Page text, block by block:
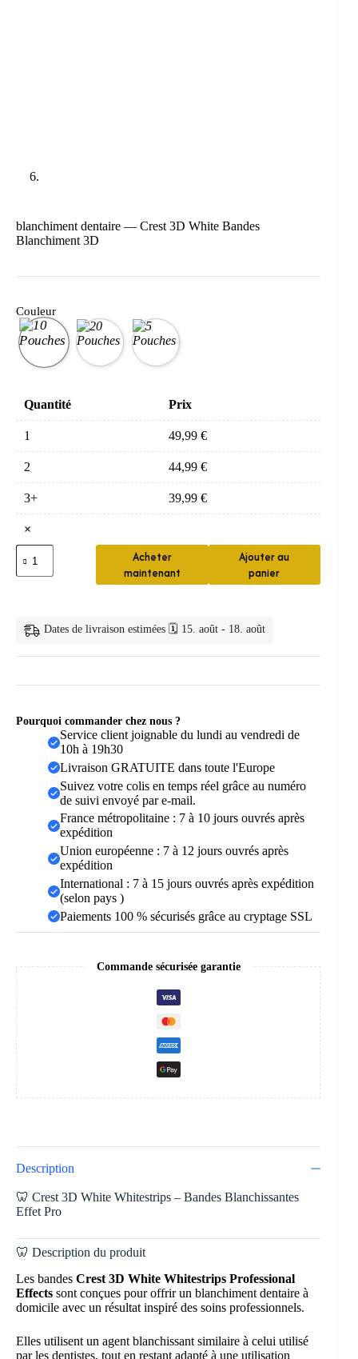
blanchiment dentaire — Crest 3D White Bandes
Blanchiment 3D
Couleur
Quantité Prix
1 49,99 €
2 44,99 €
3+ 39,99 €
×
quantité
de
blanchiment
3D
Bandes
3D
Acheter
maintenant
Ajouter au
panier
Dates de livraison estimées 🗓️ 15. août - 18. août
Pourquoi commander chez nous ?
Service client joignable du lundi au vendredi de
10h à 19h30
Livraison GRATUITE dans toute l'Europe
Suivez votre colis en temps réel grâce au numéro
de suivi envoyé par e-mail.
France métropolitaine : 7 à 10 jours ouvrés après
expédition
Union européenne : 7 à 12 jours ouvrés après
expédition
International : 7 à 15 jours ouvrés après expédition
(selon pays )
Paiements 100 % sécurisés grâce au cryptage SSL
Commande sécurisée garantie
Description
🦷 Crest 3D White Whitestrips – Bandes Blanchissantes
Effet Pro
🦷 Description du produit
Les bandes Crest 3D White Whitestrips Professional
Effects sont conçues pour offrir un blanchiment dentaire à
domicile avec un résultat inspiré des soins professionnels.
Elles utilisent un agent blanchissant similaire à celui utilisé
par les dentistes, tout en restant adapté à une utilisation